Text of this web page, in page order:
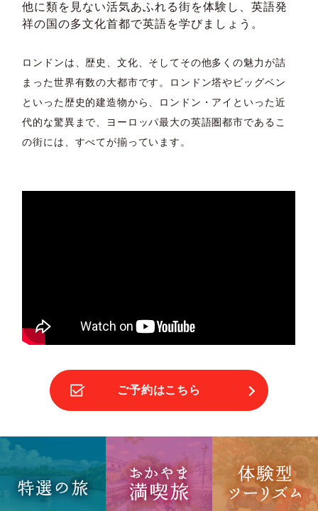
他に類を見ない活気あふれる街を体験し、英語発
祥の国の多文化首都で英語を学びましょう。
ロンドンは、歴史、文化、そしてその他多くの魅力が詰
まった世界有数の大都市です。ロンドン塔やビッグベン
といった歴史的建造物から、ロンドン・アイといった近
代的な驚異まで、ヨーロッパ最大の英語圏都市であるこ
の街には、すべてが揃っています。
ご予約はこちら